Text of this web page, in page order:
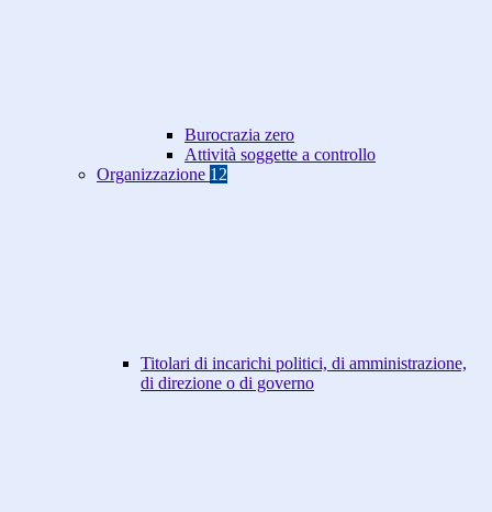
Burocrazia zero
Attività soggette a controllo
Organizzazione 12
Titolari di incarichi politici, di amministrazione,
di direzione o di governo